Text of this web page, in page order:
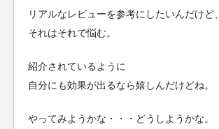
リアルなレビューを参考にしたいんだけど、
それはそれで悩む。
紹介されているように
自分にも効果が出るなら嬉しんだけどね。
やってみようかな・・・どうしようかな。